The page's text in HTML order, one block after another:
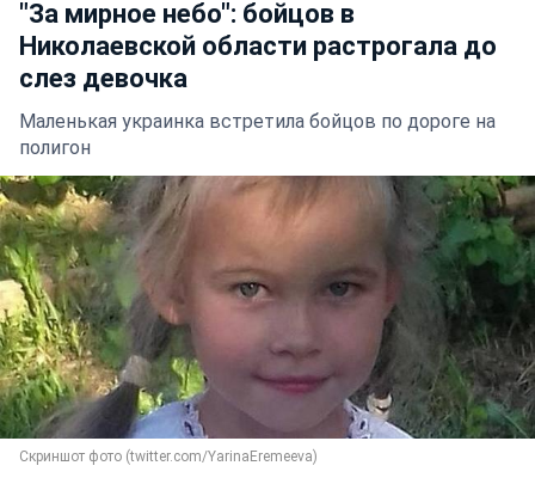
"За мирное небо": бойцов в
Николаевской области растрогала до
слез девочка
Маленькая украинка встретила бойцов по дороге на
полигон
Скриншот фото (twitter.com/YarinaEremeeva)